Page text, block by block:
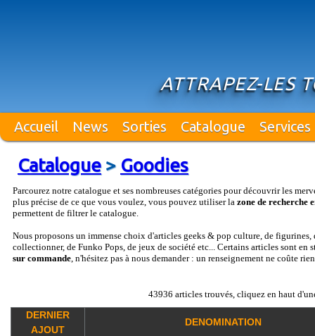
ATTRAPEZ-LES
Accueil News Sorties Catalogue Services
Catalogue> Goodies
Parcourez notre catalogue et ses nombreuses catégories pour découvrir les
plus précise de ce que vous voulez, vous pouvez utiliser la zone de recherche
permettent de filtrer le catalogue.
Nous proposons un immense choix d'articles geeks & pop culture, de figurines,
collectionner, de Funko Pops, de jeux de société etc... Certains articles sont en
sur commande, n'hésitez pas à nous demander : un renseignement ne coûte
43936 articles trouvés, cliquez en haut
DERNIER
AJOUT
DENOMINATION